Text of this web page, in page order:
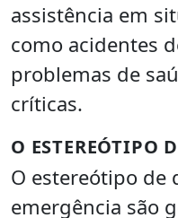
assistência em
como acidentes
problemas de
críticas.
O ESTEREÓTIPO
O estereótipo de
emergência são